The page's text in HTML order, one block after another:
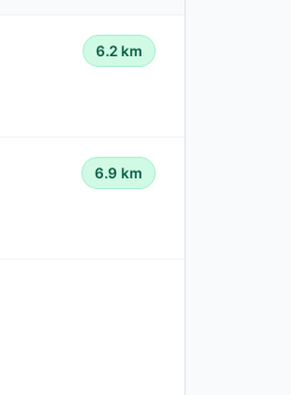
6.2 km
6.9 km